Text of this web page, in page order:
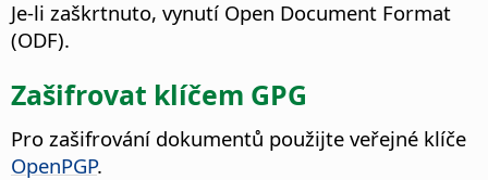
Je-li zaškrtnuto, vynutí Open Document Format
(ODF).
Zašifrovat klíčem GPG
Pro zašifrování dokumentů použijte veřejné klíče
OpenPGP.